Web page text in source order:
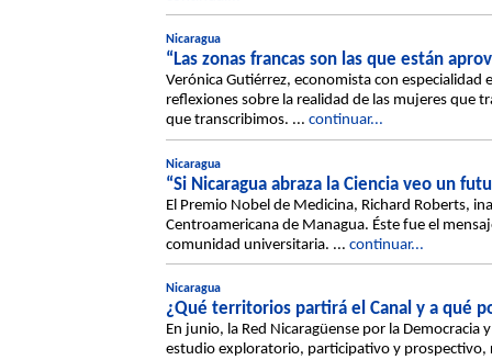
Nicaragua
“Las zonas francas son las que están
Verónica Gutiérrez, economista con
reflexiones sobre la realidad de las mujeres que
que transcribimos. ... continuar...
Nicaragua
“Si Nicaragua abraza la Ciencia veo un
El Premio Nobel de Medicina, Richard Roberts,
Centroamericana de Managua. Éste fue el
comunidad universitaria. ... continuar...
Nicaragua
¿Qué territorios partirá el Canal y a qué
En junio, la Red Nicaragüense por la
estudio exploratorio, participativo y